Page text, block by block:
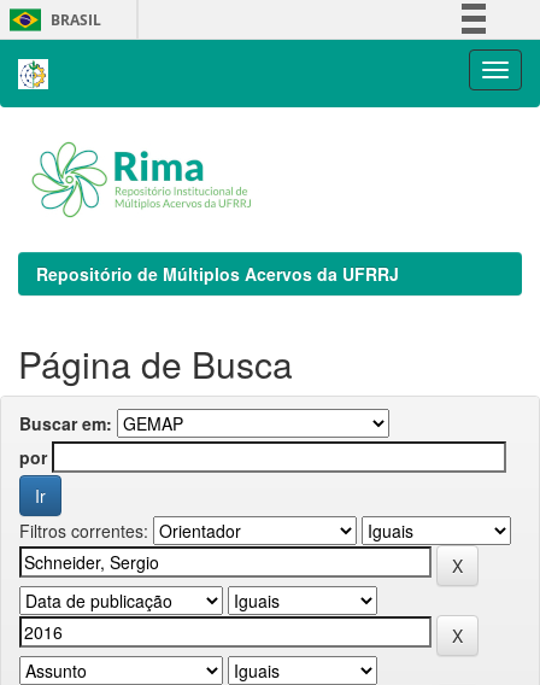
Skip
navigation
BRASIL
Repositório de Múltiplos Acervos da UFRRJ
Página de Busca
Buscar em:
por
Filtros correntes: